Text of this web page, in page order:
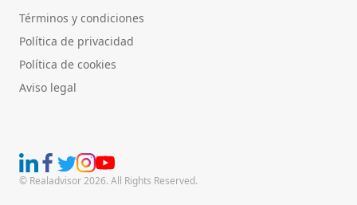
Términos y condiciones
Política de privacidad
Política de cookies
Aviso legal
© Realadvisor 2026. All Rights Reserved.